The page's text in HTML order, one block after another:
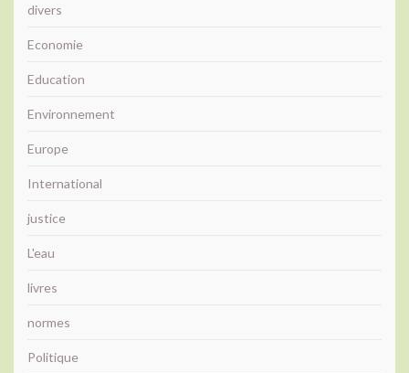
divers
Economie
Education
Environnement
Europe
International
justice
L'eau
livres
normes
Politique